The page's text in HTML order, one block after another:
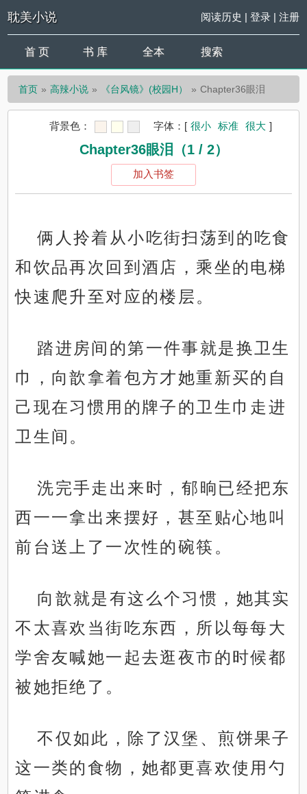
耽美小说 阅读历史 | 登录| 注册
首 页 书 库 全本 搜索
首页 高辣小说 《台风镜》(校园H） Chapter36眼泪
背景色： 字体： [ 很小 标准 很大 ]
Chapter36眼泪（1 / 2）
加入书签
俩人拎着从小吃街扫荡到的吃食
和饮品再次回到酒店，乘坐的电梯
快速爬升至对应的楼层。
踏进房间的第一件事就是换卫生
巾，向歆拿着包方才她重新买的自
己现在习惯用的牌子的卫生巾走进
卫生间。
洗完手走出来时，郁晌已经把东
西一一拿出来摆好，甚至贴心地叫
前台送上了一次性的碗筷。
向歆就是有这么个习惯，她其实
不太喜欢当街吃东西，所以每每大
学舍友喊她一起去逛夜市的时候都
被她拒绝了。
不仅如此，除了汉堡、煎饼果子
这一类的食物，她都更喜欢使用勺